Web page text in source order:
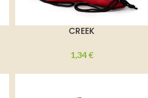
CREEK
1,34€